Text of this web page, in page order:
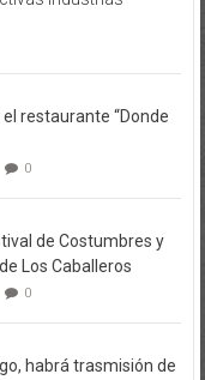
restaurante “Donde
0
de Costumbres y
Los Caballeros
0
habrá trasmisión de